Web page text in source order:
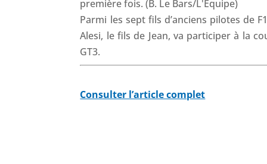
Parmi les sept fils d’anciens pilotes de
Alesi, le fils de Jean, va participer à la
GT3.
Consulter l’article complet